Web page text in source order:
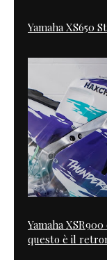
Yamaha XS650
Yamaha
questo è il